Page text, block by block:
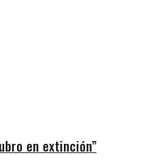
en extinción”